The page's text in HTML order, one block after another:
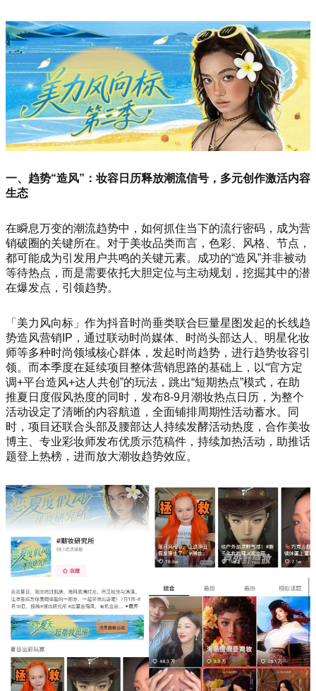
一、趋势“造风”：妆容日历释放潮流信号，多元创作激活内容
生态
在瞬息万变的潮流趋势中，如何抓住当下的流行密码，成为营
销破圈的关键所在。对于美妆品类而言，色彩、风格、节点，
都可能成为引发用户共鸣的关键元素。成功的“造风”并非被动
等待热点，而是需要依托大胆定位与主动规划，挖掘其中的潜
在爆发点，引领趋势。
「美力风向标」作为抖音时尚垂类联合巨量星图发起的长线趋
势造风营销IP，通过联动时尚媒体、时尚头部达人、明星化妆
师等多种时尚领域核心群体，发起时尚趋势，进行趋势妆容引
领。而本季度在延续项目整体营销思路的基础上，以“官方定
调+平台造风+达人共创”的玩法，跳出“短期热点”模式，在助
推夏日度假风热度的同时，发布8-9月潮妆热点日历，为整个
活动设定了清晰的内容航道，全面铺排周期性活动蓄水。同
时，项目还联合头部及腰部达人持续发酵活动热度，合作美妆
博主、专业彩妆师发布优质示范稿件，持续加热活动，助推话
题登上热榜，进而放大潮妆趋势效应。